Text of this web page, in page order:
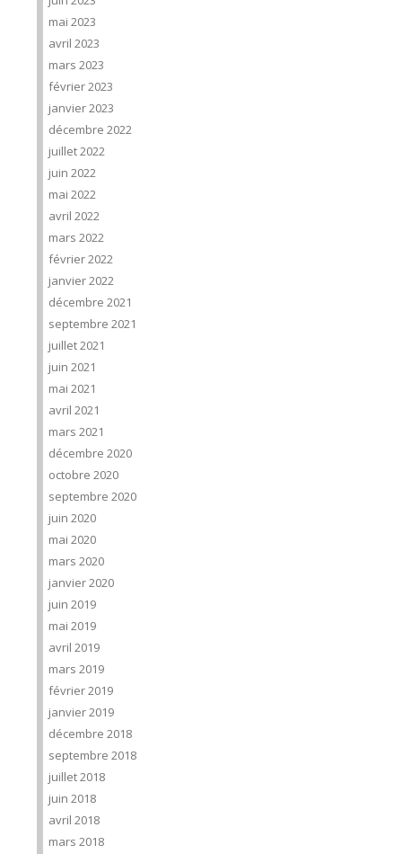
mai 2023
avril 2023
mars 2023
février 2023
janvier 2023
décembre 2022
juillet 2022
juin 2022
mai 2022
avril 2022
mars 2022
février 2022
janvier 2022
décembre 2021
septembre 2021
juillet 2021
juin 2021
mai 2021
avril 2021
mars 2021
décembre 2020
octobre 2020
septembre 2020
juin 2020
mai 2020
mars 2020
janvier 2020
juin 2019
mai 2019
avril 2019
mars 2019
février 2019
janvier 2019
décembre 2018
septembre 2018
juillet 2018
juin 2018
avril 2018
mars 2018